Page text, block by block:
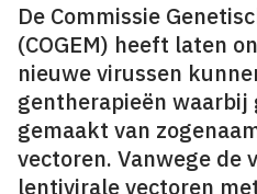
De Commissie
(COGEM) heeft laten
nieuwe virussen
gentherapieën
gemaakt van
vectoren. Vanwege de
lentivirale vectoren